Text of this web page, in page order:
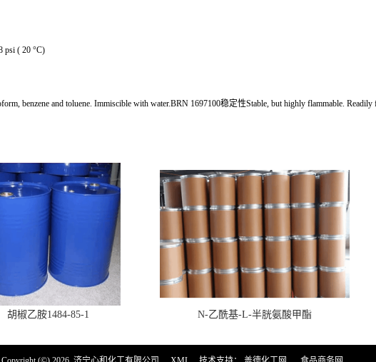
psi ( 20 °C)
benzene and toluene. Immiscible with water.BRN 1697100稳定性Stable, but highly flammable.
胡椒乙胺1484-85-1 N-乙酰基-L-半胱氨酸甲酯